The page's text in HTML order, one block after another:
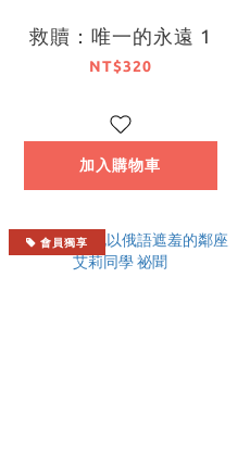
救贖：唯一的永遠 1
NT$320
加入購物車
會員獨享